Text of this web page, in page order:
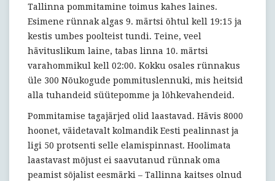
Tallinna pommitamine toimus kahes laines.
Esimene rünnak algas 9. märtsi õhtul kell 19:15 ja
kestis umbes poolteist tundi. Teine, veel
hävituslikum laine, tabas linna 10. märtsi
varahommikul kell 02:00. Kokku osales rünnakus
üle 300 Nõukogude pommituslennuki, mis heitsid
alla tuhandeid süütepomme ja lõhkevahendeid.
Pommitamise tagajärjed olid laastavad. Hävis 8000
hoonet, väidetavalt kolmandik Eesti pealinnast ja
ligi 50 protsenti selle elamispinnast. Hoolimata
laastavast mõjust ei saavutanud rünnak oma
peamist sõjalist eesmärki – Tallinna kaitses olnud